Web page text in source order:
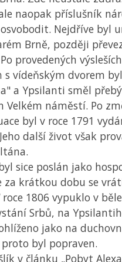
naopak příslušník
Nejdříve byl
Brně, později
provedených
s vídeňským dvorem
a Ypsilanti směl
Velkém náměstí. Po
byl v roce 1791
další život však
sice poslán jako
za krátkou dobu se
1806 vypuklo v
Srbů, na
jako na
byl popraven.
v článku „Pobyt